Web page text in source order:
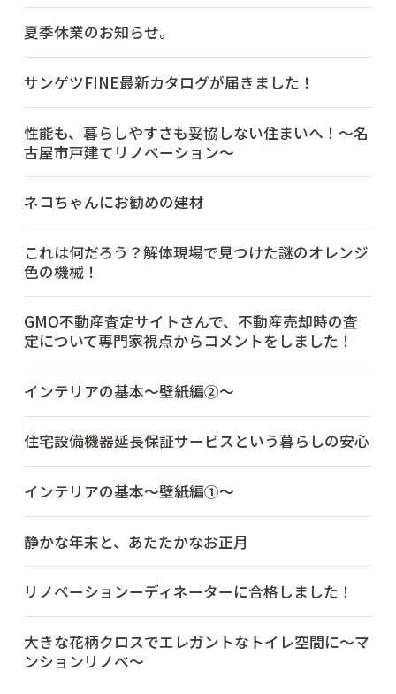
夏季休業のお知らせ。
サンゲツFINE最新カタログが届きました！
性能も、暮らしやすさも妥協しない住まいへ！～名
古屋市戸建てリノベーション～
ネコちゃんにお勧めの建材
これは何だろう？解体現場で見つけた謎のオレンジ
色の機械！
GMO不動産査定サイトさんで、不動産売却時の査
定について専門家視点からコメントをしました！
インテリアの基本～壁紙編②～
住宅設備機器延長保証サービスという暮らしの安心
インテリアの基本～壁紙編①～
静かな年末と、あたたかなお正月
リノベーションーディネーターに合格しました！
大きな花柄クロスでエレガントなトイレ空間に～マ
ンションリノベ～